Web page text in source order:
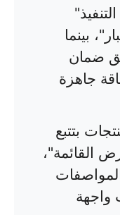
بينما
ضمان
جاهزة
بتتبع
القائمة"،
واجهة